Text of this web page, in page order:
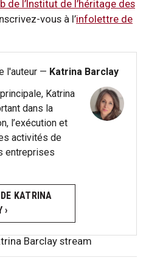
de l’Institut de l’héritage des
vous à l’infolettre de
l'auteur — Katrina Barclay
Katrina
dans la
l’exécution et
activités de
entreprises
KATRINA
›
Barclay stream